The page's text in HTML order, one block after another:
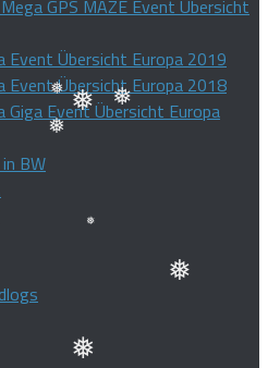
GPS MAZE Event Übersicht
Event Übersicht Europa 2019
Event Übersicht Europa 2018
Giga Event Übersicht Europa
BW